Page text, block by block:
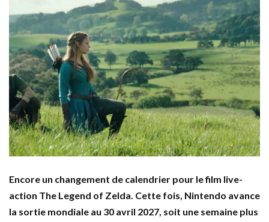
Encore un changement de calendrier pour le film live-
action The Legend of Zelda. Cette fois, Nintendo avance
la sortie mondiale au 30 avril 2027, soit une semaine plus